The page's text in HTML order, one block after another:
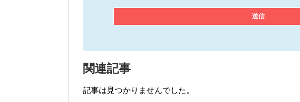
関連記事
記事は見つかりませんでした。